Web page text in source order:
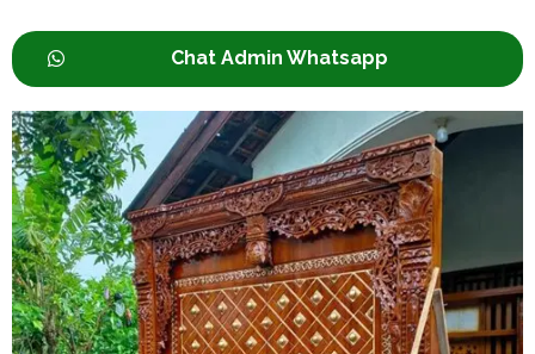
Chat Admin Whatsapp